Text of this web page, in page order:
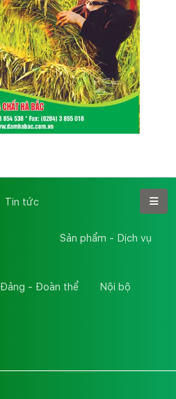
Tin tức
Sản phẩm - Dịch vụ
Đảng - Đoàn thể Nội bộ